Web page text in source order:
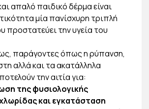
απαλό παιδικό δέρμα είναι
μία πανίσχυρη τριπλή
προστατεύει την υγεία του
παράγοντες όπως η ρύπανση,
αλλά και τα ακατάλληλα
την αιτία για:
της φυσιολογικής
και εγκατάσταση